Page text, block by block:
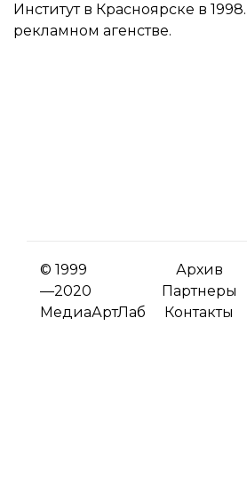
Институт в Красноярске в
рекламном агенстве.
© 1999
—2020
МедиаАртЛаб
Архив
Партнеры
Контакты